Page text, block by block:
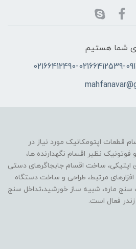
شما هستیم
02166412490-02166412539-
قطعات اپتومکانیک مورد نیاز در
فوتونیک نظیر اقسام نگهدارنده ها،
اپتیکی، ساخت اقسام جابجاگرهای دستی
افزارهای مرتبط، طراحی و ساخت دستگاه
سنج ماره، شبیه ساز خورشید،تداخل سنج
فعال است.